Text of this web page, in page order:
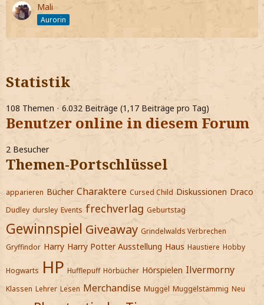
Mali
Aurorin
Statistik
108 Themen 6.032 Beiträge (1,17 Beiträge pro Tag)
Benutzer online in diesem Forum
2 Besucher
Themen-Portschlüssel
apparieren Bücher Charaktere Cursed Child Diskussionen Draco
Dudley dursley Events frechverlag Geburtstag
Gewinnspiel Giveaway Grindelwalds Verbrechen
Gryffindor Harry Harry Potter Ausstellung Haus Haustiere Hobby
Hogwarts HP Hufflepuff Hörbücher Hörspielen Ilvermorny
Klassen Lehrer Lesen Merchandise Muggel Muggelstämmig Neu